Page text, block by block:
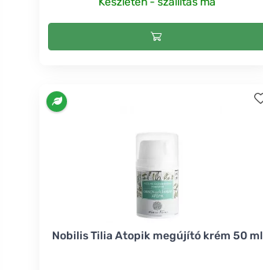
Nobilis Tilia Atopik megújító krém 50 ml